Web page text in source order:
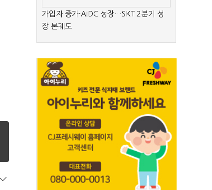
가입자 증가·AIDC 성장…SKT 2분기 성
장 본궤도